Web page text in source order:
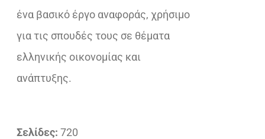
ένα βασικό έργο αναφοράς, χρήσιμο
για τις σπουδές τους σε θέματα
ελληνικής οικονομίας και
ανάπτυξης.
Σελίδες: 720